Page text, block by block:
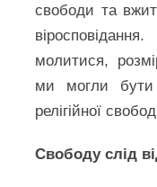
свободи та
молитися,
ми могли бути
релігійної
Свободу слід